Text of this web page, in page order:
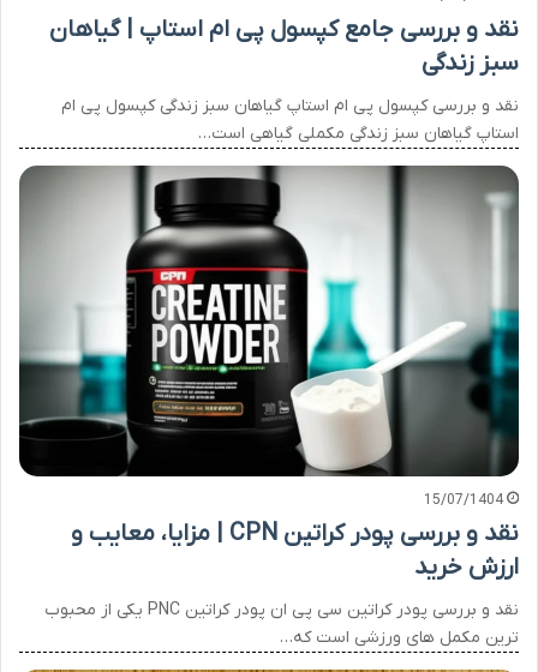
نقد و بررسی جامع کپسول پی ام استاپ | گیاهان
سبز زندگی
نقد و بررسی کپسول پی ام استاپ گیاهان سبز زندگی کپسول پی ام
استاپ گیاهان سبز زندگی مکملی گیاهی است…
15/07/1404
نقد و بررسی پودر کراتین CPN | مزایا، معایب و
ارزش خرید
نقد و بررسی پودر کراتین سی پی ان پودر کراتین PNC یکی از محبوب
ترین مکمل های ورزشی است که…